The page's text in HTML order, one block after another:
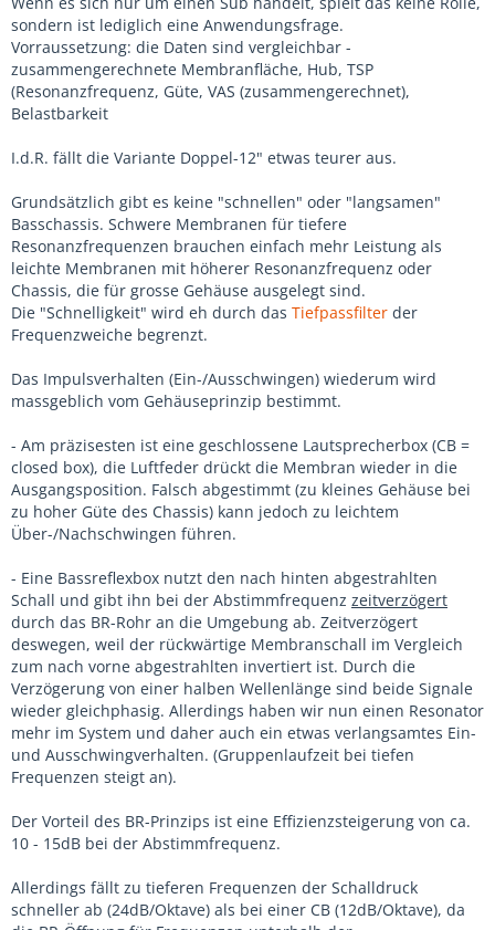
sondern ist lediglich eine Anwendungsfrage.
Vorraussetzung: die Daten sind vergleichbar -
zusammengerechnete Membranfläche, Hub, TSP
(Resonanzfrequenz, Güte, VAS (zusammengerechnet),
Belastbarkeit
I.d.R. fällt die Variante Doppel-12" etwas teurer aus.
Grundsätzlich gibt es keine "schnellen" oder "langsamen"
Basschassis. Schwere Membranen für tiefere
Resonanzfrequenzen brauchen einfach mehr Leistung als
leichte Membranen mit höherer Resonanzfrequenz oder
Chassis, die für grosse Gehäuse ausgelegt sind.
Die "Schnelligkeit" wird eh durch das Tiefpassfilter der
Frequenzweiche begrenzt.
Das Impulsverhalten (Ein-/Ausschwingen) wiederum wird
massgeblich vom Gehäuseprinzip bestimmt.
- Am präzisesten ist eine geschlossene Lautsprecherbox (CB =
closed box), die Luftfeder drückt die Membran wieder in die
Ausgangsposition. Falsch abgestimmt (zu kleines Gehäuse bei
zu hoher Güte des Chassis) kann jedoch zu leichtem
Über-/Nachschwingen führen.
- Eine Bassreflexbox nutzt den nach hinten abgestrahlten
Schall und gibt ihn bei der Abstimmfrequenz zeitverzögert
durch das BR-Rohr an die Umgebung ab. Zeitverzögert
deswegen, weil der rückwärtige Membranschall im Vergleich
zum nach vorne abgestrahlten invertiert ist. Durch die
Verzögerung von einer halben Wellenlänge sind beide Signale
wieder gleichphasig. Allerdings haben wir nun einen Resonator
mehr im System und daher auch ein etwas verlangsamtes Ein-
und Ausschwingverhalten. (Gruppenlaufzeit bei tiefen
Frequenzen steigt an).
Der Vorteil des BR-Prinzips ist eine Effizienzsteigerung von ca.
10 - 15dB bei der Abstimmfrequenz.
Allerdings fällt zu tieferen Frequenzen der Schalldruck
schneller ab (24dB/Oktave) als bei einer CB (12dB/Oktave), da